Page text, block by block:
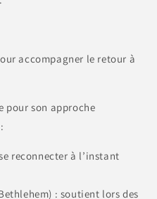
accompagner le retour à
pour son approche
reconnecter à l’instant
: soutient lors des